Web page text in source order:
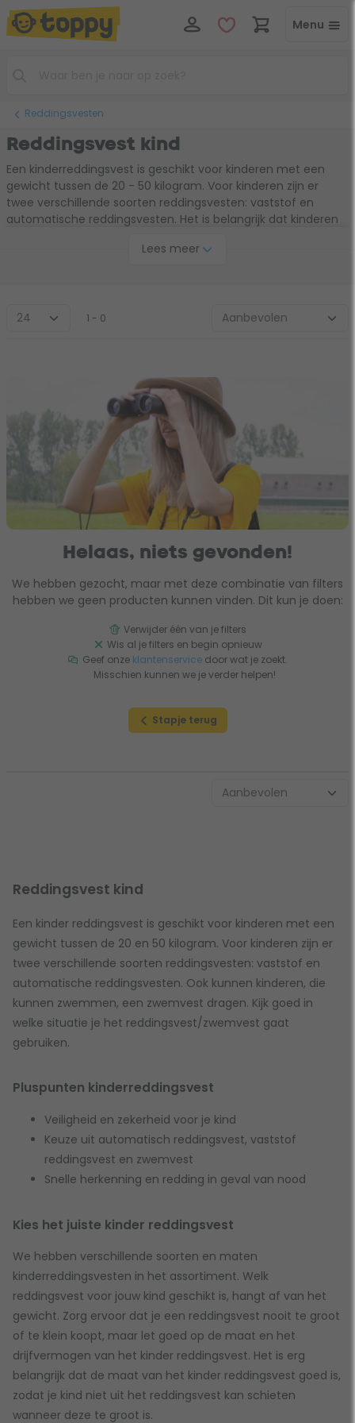
Menu
Reddingsvesten
Reddingsvest kind
Een kinderreddingsvest is geschikt voor kinderen met een
gewicht tussen de 20 - 50 kilogram. Voor kinderen zijn er
twee verschillende soorten reddingsvesten: vaststof en
automatische reddingsvesten. Het is belangrijk dat kinderen
kunnen zwemmen. Wanneer je zoon of dochter in het water
Lees meer
1 - 0
Helaas, niets gevonden!
We hebben gezocht, maar met deze combinatie van filters
hebben we geen producten kunnen vinden. Dit kun je doen:
Verwijder één van je filters
Wis al je filters en begin opnieuw
Geef onze klantenservicedoor wat je zoekt.
Misschien kunnen we je verder helpen!
Stapje terug
Reddingsvest kind
Een kinder reddingsvest is geschikt voor kinderen met een
gewicht tussen de 20 en 50 kilogram. Voor kinderen zijn er
twee verschillende soorten reddingsvesten: vaststof en
automatische reddingsvesten. Ook kunnen kinderen, die
kunnen zwemmen, een zwemvest dragen. Kijk goed in
welke situatie je het reddingsvest/zwemvest gaat
gebruiken.
Pluspunten kinderreddingsvest
Veiligheid en zekerheid voor je kind
Keuze uit automatisch reddingsvest, vaststof
reddingsvest en zwemvest
Snelle herkenning en redding in geval van nood
Kies het juiste kinder reddingsvest
We hebben verschillende soorten en maten
kinderreddingsvesten in het assortiment. Welk
reddingsvest voor jouw kind geschikt is, hangt af van het
gewicht. Zorg ervoor dat je een reddingsvest nooit te groot
of te klein koopt, maar let goed op de maat en het
drijfvermogen van het kinder reddingsvest. Het is erg
belangrijk dat de maat van het kinder reddingsvest goed is,
zodat je kind niet uit het reddingsvest kan schieten
wanneer deze te groot is.